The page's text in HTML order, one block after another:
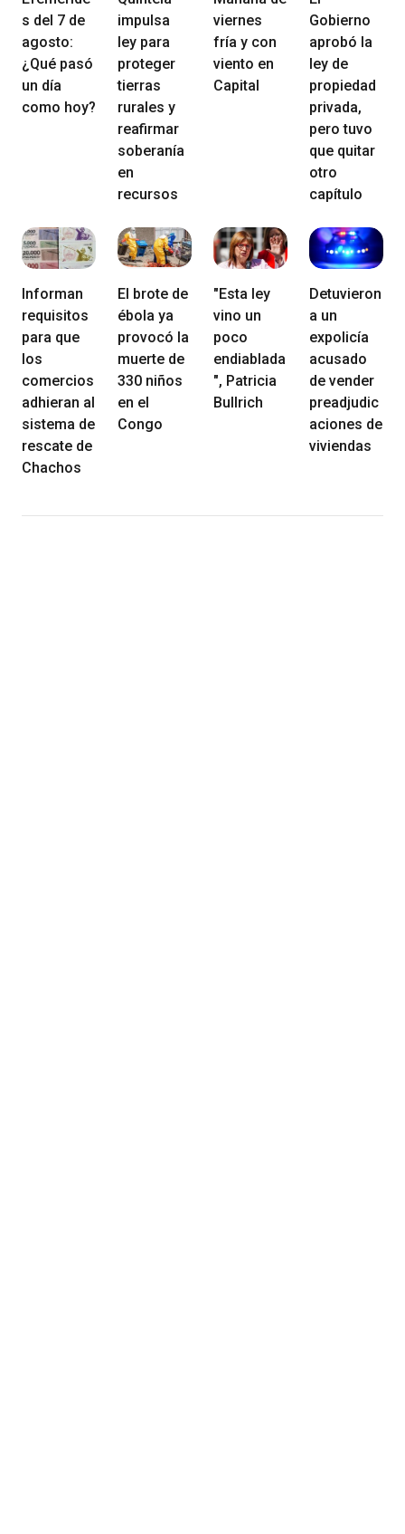
s del 7 de
agosto:
¿Qué pasó
un día
como hoy?
impulsa
ley para
proteger
tierras
rurales y
reafirmar
soberanía
en
recursos
viernes
fría y con
viento en
Capital
Gobierno
aprobó la
ley de
propiedad
privada,
pero tuvo
que quitar
otro
capítulo
Informan
requisitos
para que
los
comercios
adhieran al
sistema de
rescate de
Chachos
El brote de
ébola ya
provocó la
muerte de
330 niños
en el
Congo
"Esta ley
vino un
poco
endiablada
", Patricia
Bullrich
Detuvieron
a un
expolicía
acusado
de vender
preadjudic
aciones de
viviendas